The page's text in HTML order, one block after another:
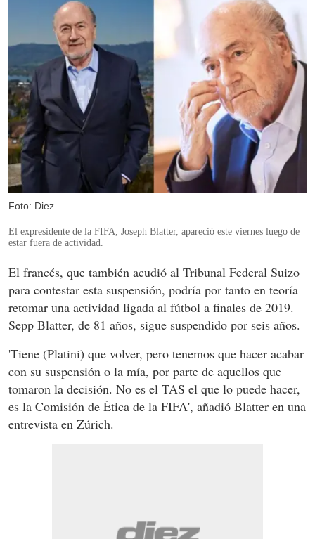
Foto: Diez
El expresidente de la FIFA, Joseph Blatter, apareció este viernes luego de
estar fuera de actividad.
El francés, que también acudió al Tribunal Federal Suizo
para contestar esta suspensión, podría por tanto en teoría
retomar una actividad ligada al fútbol a finales de 2019.
Sepp Blatter, de 81 años, sigue suspendido por seis años.
'Tiene (Platini) que volver, pero tenemos que hacer acabar
con su suspensión o la mía, por parte de aquellos que
tomaron la decisión. No es el TAS el que lo puede hacer,
es la Comisión de Ética de la FIFA', añadió Blatter en una
entrevista en Zúrich.